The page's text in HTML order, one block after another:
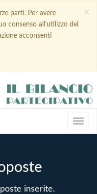
×
parti. Per avere
consenso all’utilizzo dei
acconsenti
inserite.